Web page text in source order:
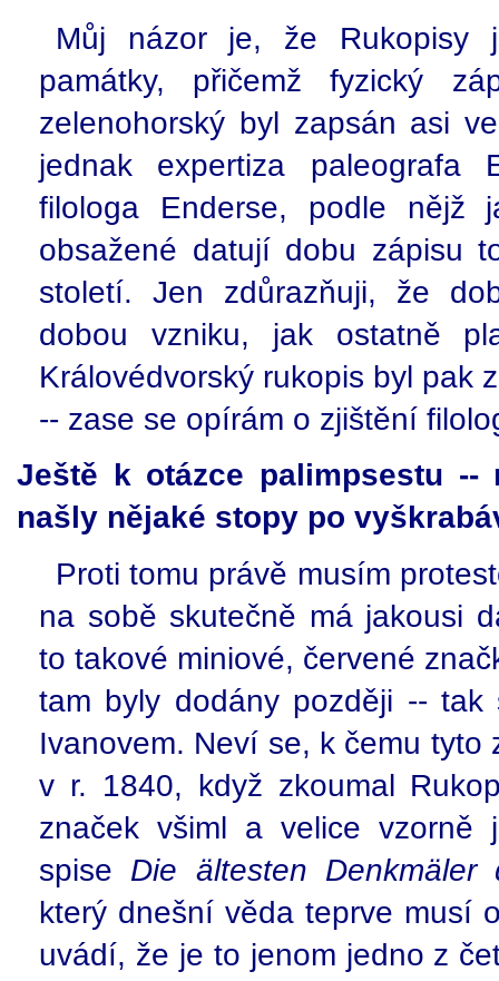
Můj názor je, že Rukopisy
památky, přičemž fyzický
zelenohorský byl zapsán asi
jednak expertiza paleografa
filologa Enderse, podle nějž
obsažené datují dobu zápisu
století. Jen zdůrazňuji, že
dobou vzniku, jak ostatně
Královédvorský rukopis byl pak
-- zase se opírám o zjištění
Ještě k otázce palimpsestu --
našly nějaké stopy po
Proti tomu právě musím
na sobě skutečně má jakousi
to takové miniové, červené
tam byly dodány později --
Ivanovem. Neví se, k čemu tyto
v r. 1840, když zkoumal
značek všiml a velice vzorně
spise Die ältesten Denkmäler
který dnešní věda teprve musí
uvádí, že je to jenom jedno z